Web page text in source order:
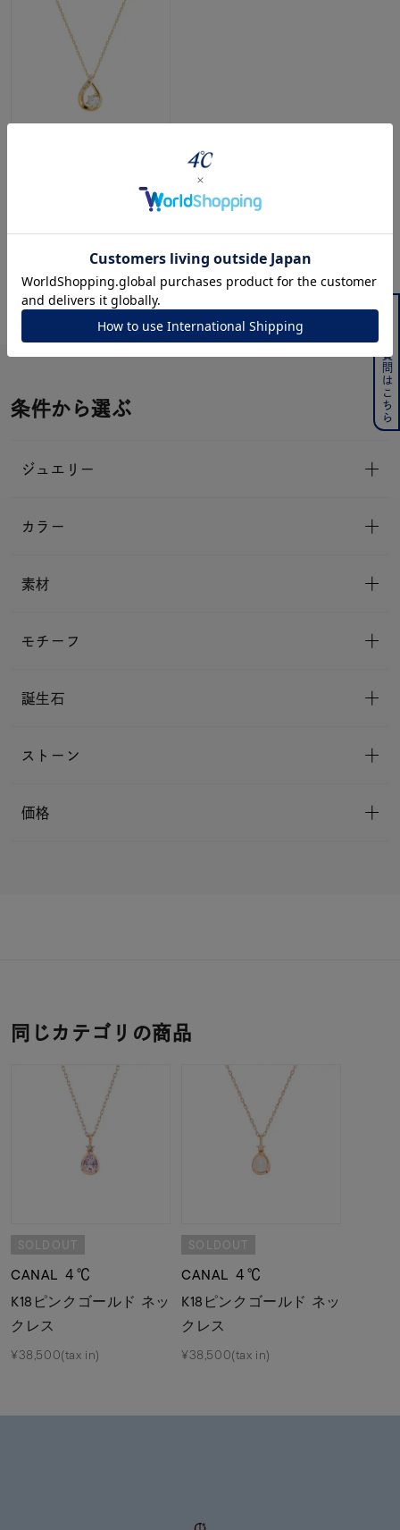
K18イエローゴールド ネ
¥44,000(tax in)
条件から選ぶ
ジュエリー
カラー
素材
モチーフ
誕生石
ストーン
価格
同じカテゴリの商品
SOLDOUT
CANAL ４℃
K18ピンクゴールド ネッ
クレス
¥38,500(tax in)
SOLDOUT
CANAL ４℃
K18ピンクゴールド ネッ
クレス
¥38,500(tax in)
よくある質問はこちら